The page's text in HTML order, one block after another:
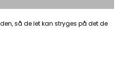
så de let kan stryges på det de